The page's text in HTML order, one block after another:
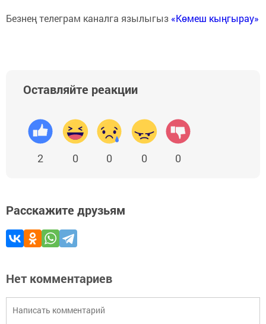
Безнең телеграм каналга язылыгыз «Көмеш кыңгырау»
Оставляйте реакции
2 0 0 0 0
Расскажите друзьям
Нет комментариев